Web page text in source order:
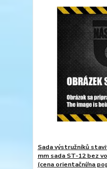
Sada výstružníků
mm sada ST-12 bez
(cena orientační/na